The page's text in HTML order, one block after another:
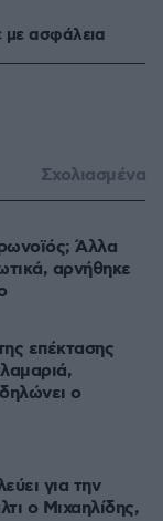
με ασφάλεια
Σχολιασμένα
Άλλα
αρνήθηκε
επέκτασης
ο
για την
ο Μιχαηλίδης,